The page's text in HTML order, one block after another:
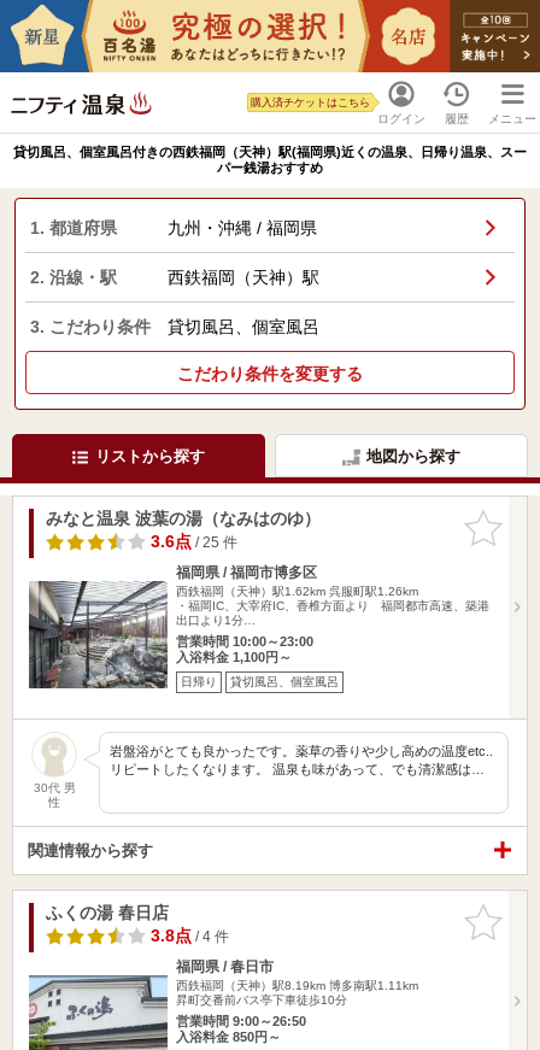
ログイン
購入済チケットはこちら
履歴 メニュー
貸切風呂、個室風呂付きの西鉄福岡（天神）駅(福岡県)近くの温泉、日帰り温泉、スー
パー銭湯おすすめ
1. 都道府県 九州・沖縄 / 福岡県
2. 沿線・駅 西鉄福岡（天神）駅
3. こだわり条件 貸切風呂、個室風呂
こだわり条件を変更する
リストから探す 地図から探す
お気に入
りに追加
みなと温泉 波葉の湯（なみはのゆ）
3.6点/ 25 件
福岡県 / 福岡市博多区
西鉄福岡（天神）駅1.62km 呉服町駅1.26km
・福岡IC、大宰府IC、香椎方面より 福岡都市高速、築港
出口より1分…
営業時間 10:00～23:00
入浴料金 1,100円～
日帰り 貸切風呂、個室風呂
30代 男
性
岩盤浴がとても良かったです。薬草の香りや少し高めの温度etc..
リピートしたくなります。 温泉も味があって、でも清潔感は…
関連情報から探す
お気に入
りに追加
ふくの湯 春日店
3.8点/ 4 件
福岡県 / 春日市
西鉄福岡（天神）駅8.19km 博多南駅1.11km
昇町交番前バス亭下車徒歩10分
営業時間 9:00～26:50
入浴料金 850円～